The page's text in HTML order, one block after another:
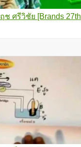
ช ศรีวิชัย [Brands 27th